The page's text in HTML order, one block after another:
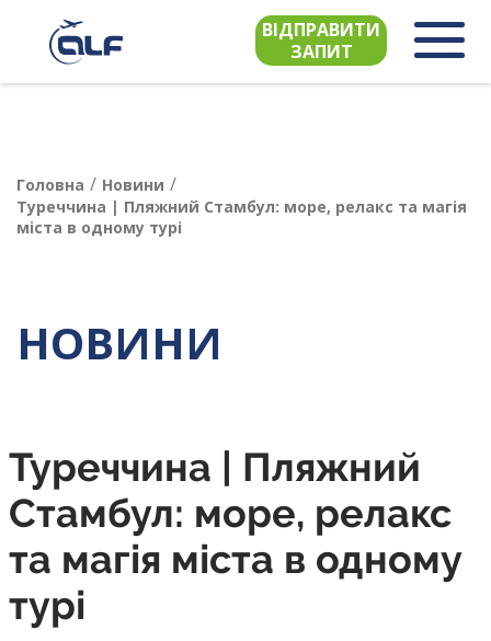
ВІДПРАВИТИ
ЗАПИТ
Головна / Новини /
Туреччина | Пляжний Стамбул: море, релакс та магія
міста в одному турі
НОВИНИ
Туреччина | Пляжний
Стамбул: море, релакс
та магія міста в одному
турі